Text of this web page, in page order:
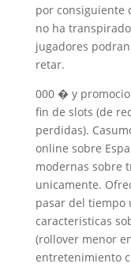
por consiguiente
no ha
jugadores
retar.
000 � y
fin de slots (de
perdidas).
online sobre
modernas sobre
unicamente.
pasar del tiempo
caracteristicas
(rollover menor
entretenimiento